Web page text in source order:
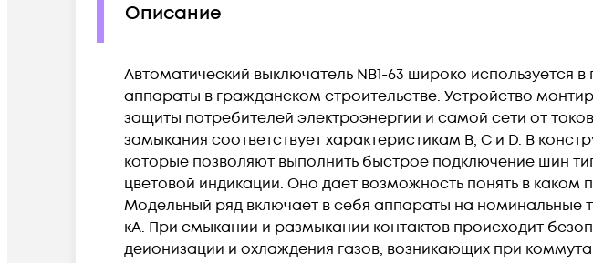
Описание
Автоматический выключатель NB1-63 широко
аппараты в гражданском строительстве. Устройство
защиты потребителей электроэнергии и самой сети от
замыкания соответствует характеристикам B, C и D. В
которые позволяют выполнить быстрое подключение шин
цветовой индикации. Оно дает возможность понять в
Модельный ряд включает в себя аппараты на номинальные
кА. При смыкании и размыкании контактов происходит
деионизации и охлаждения газов, возникающих при